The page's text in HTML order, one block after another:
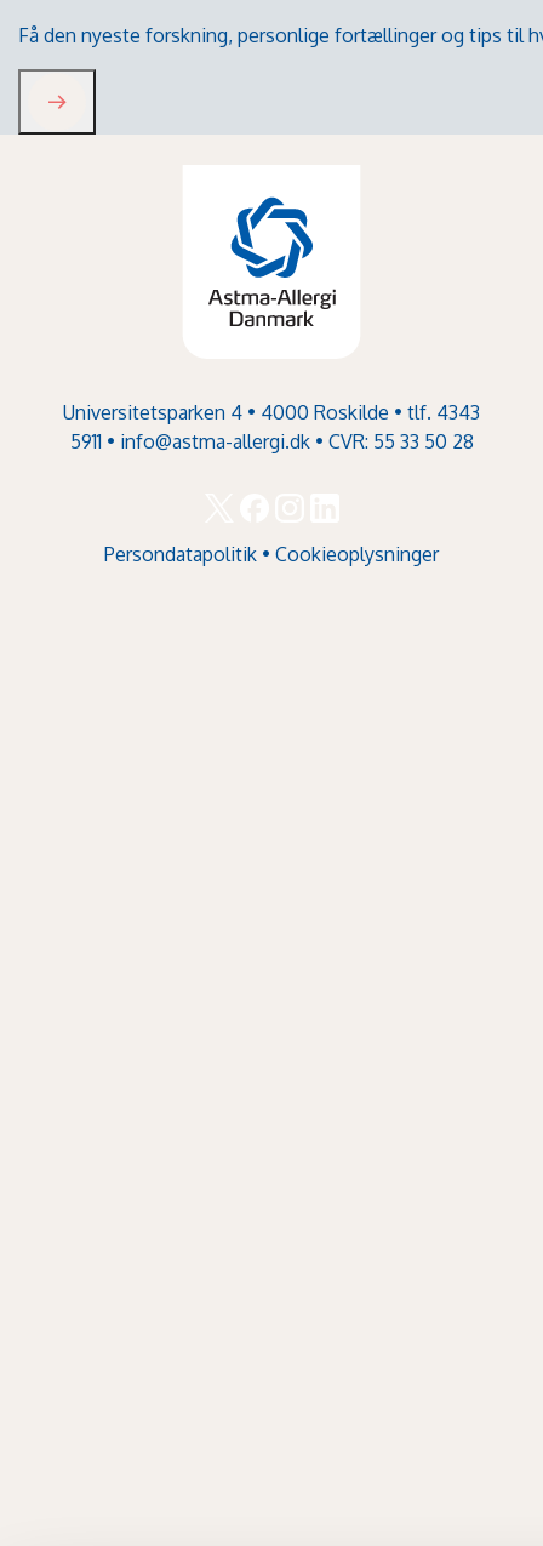
Få den nyeste forskning, personlige fortællinger og tips til
Universitetsparken 4 • 4000 Roskilde • tlf. 4343
5911 • info@astma-allergi.dk• CVR: 55 33 50 28
Persondatapolitik • Cookieoplysninger